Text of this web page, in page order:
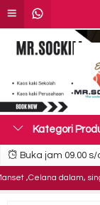
Kategori
Buka jam 09.00
,Celana dalam,